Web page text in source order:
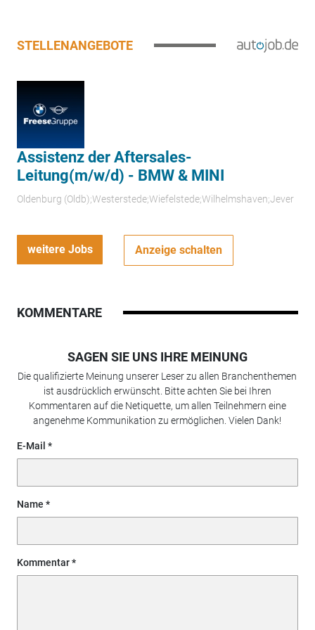
STELLENANGEBOTE
Assistenz der Aftersales-
Leitung(m/w/d) - BMW & MINI
Oldenburg (Oldb);Westerstede;Wiefelstede;Wilhelmshaven;Jever
weitere Jobs Anzeige schalten
KOMMENTARE
SAGEN SIE UNS IHRE MEINUNG
Die qualifizierte Meinung unserer Leser zu allen Branchenthemen
ist ausdrücklich erwünscht. Bitte achten Sie bei Ihren
Kommentaren auf die Netiquette, um allen Teilnehmern eine
angenehme Kommunikation zu ermöglichen. Vielen Dank!
E-Mail
Name
Kommentar